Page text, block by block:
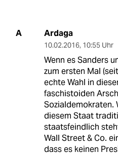
A Ardaga
10.02.2016, 10:55 Uhr
Wenn es Sanders
zum ersten Mal
echte Wahl in
faschistoiden
Sozialdemokraten.
diesem Staat
staatsfeindlich
Wall Street & Co.
dass es keinen